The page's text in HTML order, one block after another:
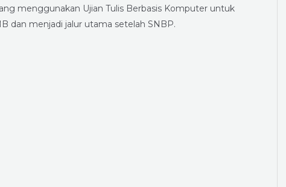
menggunakan Ujian Tulis Berbasis Komputer untuk
dan menjadi jalur utama setelah SNBP.